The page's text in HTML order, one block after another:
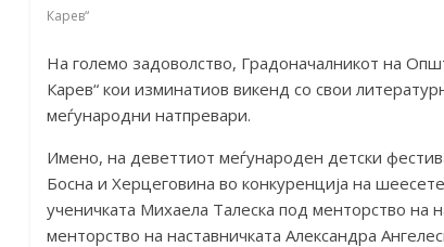
Карев“
На големо задоволство, Градоначалникот на
Карев“ кои изминатиов викенд со свои
меѓународни натпревари.
Имено, на деветтиот меѓународен детски
Босна и Херцеговина во конкуренција на
ученичката Михаела Талеска под менторство на
менторство на наставничката Александра